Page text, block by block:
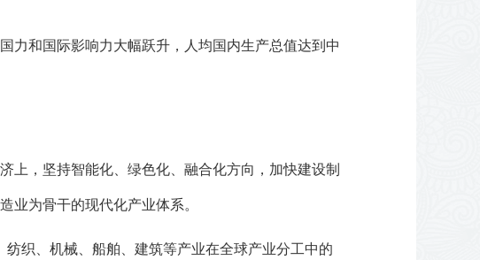
力和国际影响力大幅跃升，人均国内生产总值达到中
上，坚持智能化、绿色化、融合化方向，加快建设制
业为骨干的现代化产业体系。
织、机械、船舶、建筑等产业在全球产业分工中的